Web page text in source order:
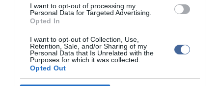
I want to opt-out of processing my
Personal Data for Targeted Advertising.
Opted In
I want to opt-out of Collection, Use,
Retention, Sale, and/or Sharing of my
Personal Data that Is Unrelated with the
Purposes for which it was collected.
Opted Out
olyanokat kell majd látni az arra sétáló budapestieknek, amire
nagyon régóta nem volt példa".
jelenthetik be menetük pontos útvonalát. Elmondta azt is:
álláspontjuk szerint jogszabálymódosítás nélkül nem lehet
törvényesen megtartani Budapesten a Pride-ot, így feljelentést
tesznek az esemény ügyében, ha nem lép addig az országgyűlés.